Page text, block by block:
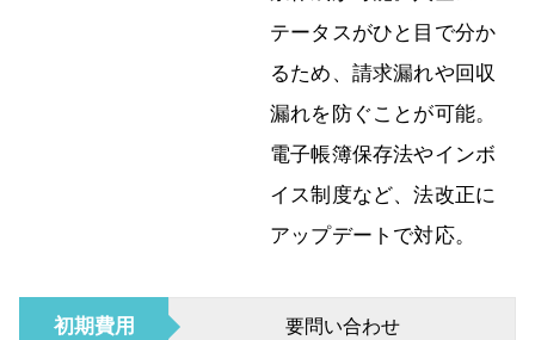
テータスがひと目で分か
るため、請求漏れや回収
漏れを防ぐことが可能。
電子帳簿保存法やインボ
イス制度など、法改正に
アップデートで対応。
初期費用 要問い合わせ